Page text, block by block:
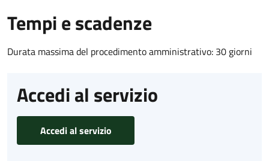
Tempi e scadenze
Durata massima del procedimento amministrativo: 30 giorni
Accedi al servizio
Accedi al servizio